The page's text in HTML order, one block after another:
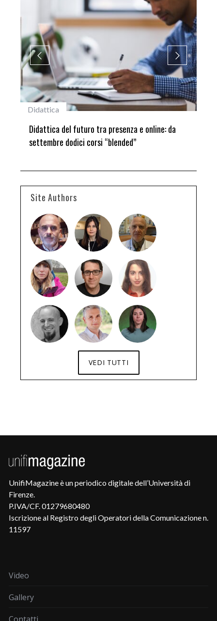
Didattica
Didattica del futuro tra presenza e online: da
settembre dodici corsi “blended”
Site Authors
VEDI TUTTI
UnifiMagazine è un periodico digitale dell’Università di
Firenze.
P.IVA/CF. 01279680480
Iscrizione al Registro degli Operatori della Comunicazione n.
11597
Video
Gallery